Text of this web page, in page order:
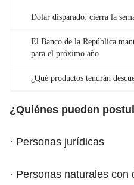
Dólar disparado: cierra la
El Banco de la República
para el próximo año
¿Qué productos tendrán
¿Quiénes pueden
· Personas jurídicas
· Personas naturales